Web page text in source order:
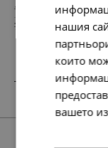
148. 76.28 лв.
76. 39.00 €
нашия
които
вашето